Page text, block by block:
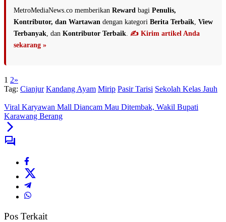
MetroMediaNews.co memberikan Reward bagi Penulis,
Kontributor, dan Wartawan dengan kategori Berita Terbaik View
Terbanyak , dan Kontributor Terbaik ✍️ Kirim artikel Anda
sekarang »
1 2»
Tag: Cianjur Kandang Ayam Mirip Pasir Tarisi Sekolah Kelas Jauh
Viral Karyawan Mall Diancam Mau Ditembak, Wakil Bupati
Karawang Berang
Pos Terkait